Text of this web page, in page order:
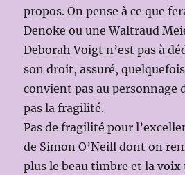
propos. On pense à ce que
Denoke ou une Waltraud
Deborah Voigt n’est pas à
son droit, assuré,
convient pas au personnage
pas la fragilité.
Pas de fragilité pour
de Simon O’Neill dont on
plus le beau timbre et la